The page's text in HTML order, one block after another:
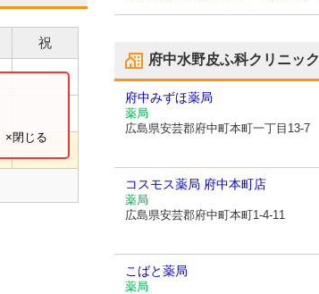
祝
×閉じる
府中水野皮ふ科クリニック
府中みずほ薬局
薬局
広島県安芸郡府中町本町一丁目13-7
コスモス薬局 府中本町店
薬局
広島県安芸郡府中町本町1-4-11
こばと薬局
薬局